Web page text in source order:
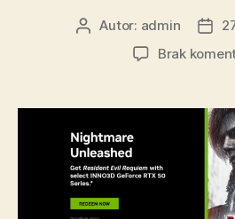
AutorAutor: admin
Data
Brak